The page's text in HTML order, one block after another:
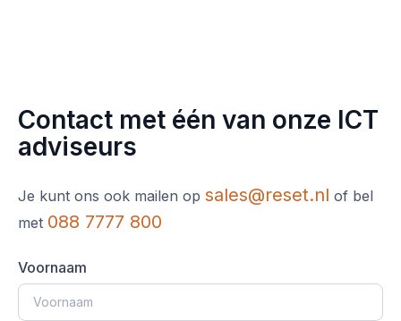
Contact met één van onze ICT
adviseurs
Je kunt ons ook mailen op sales@reset.nl of bel
met 088 7777 800
Voornaam